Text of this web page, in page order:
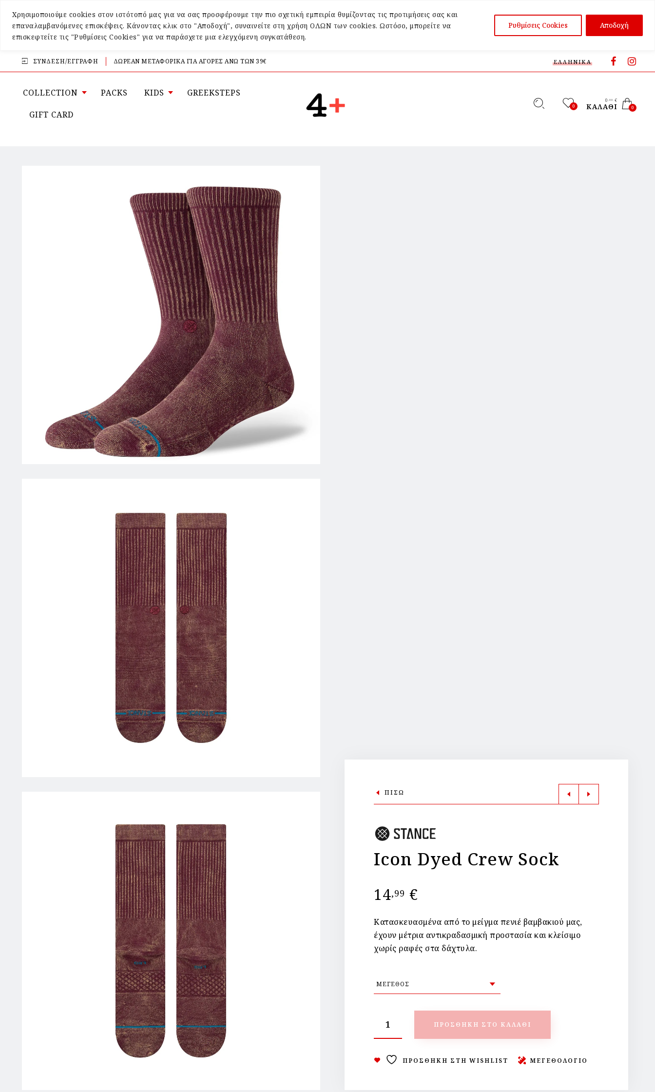
Χρησιμοποιούμε cookies στον ιστότοπό μας για να σας προσφέρουμε την πιο σχετική εμπειρία θυμίζοντας τις προτιμήσεις σας και
επαναλαμβανόμενες επισκέψεις. Κάνοντας κλικ στο "Αποδοχή", συναινείτε στη χρήση ΟΛΩΝ των cookies. Ωστόσο, μπορείτε να
επισκεφτείτε τις "Ρυθμίσεις Cookies" για να παράσχετε μια ελεγχόμενη συγκατάθεση.
Ρυθμίσεις Cookies Αποδοχή
ΣΎΝΔΕΣΗ/ΕΓΓΡΑΦΉ ΔΩΡΕΑΝ ΜΕΤΑΦΟΡΙΚΑ ΓΙΑ ΑΓΟΡΕΣ ΑΝΩ ΤΩΝ 39€ ΕΛΛΗΝΙΚΆ
COLLECTION PACKS KIDS GREEKSTEPS
GIFT CARD
0
0 ,00 €
ΚΑΛΆΘΙ 0
ΠΙΣΩ
Icon Dyed Crew Sock
14,99 €
Κατασκευασμένα από το μείγμα πενιέ βαμβακιού μας,
έχουν μέτρια αντικραδασμική προστασία και κλείσιμο
χωρίς ραφές στα δάχτυλα.
ΠΡΟΣΘΉΚΗ ΣΤΟ ΚΑΛΆΘΙ
ΠΡΟΣΘΉΚΗ ΣΤΗ WISHLIST ΜΕΓΕΘΟΛΟΓΙΟ